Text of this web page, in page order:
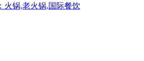
火锅,老火锅,国际餐饮